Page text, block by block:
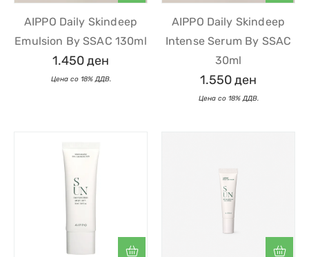
AIPPO Daily Skindeep
Emulsion By SSAC 130ml
1.450ден
AIPPO Daily Skindeep
Intense Serum By SSAC
30ml
1.550ден